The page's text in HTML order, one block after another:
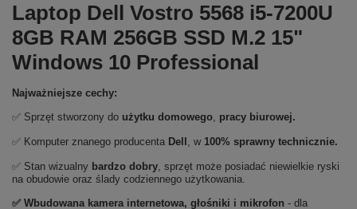
Laptop Dell Vostro 5568 i5-7200U
8GB RAM 256GB SSD M.2 15"
Windows 10 Professional
Najważniejsze cechy:
✅ Sprzęt stworzony do użytku domowego, pracy biurowej.
✅ Komputer znanego producenta Dell , w 100% sprawny technicznie.
✅ Stan wizualny bardzo dobry, sprzęt może posiadać niewielkie ryski
na obudowie oraz ślady codziennego użytkowania.
✅ Wbudowana kamera internetowa, głośniki i mikrofon - dla